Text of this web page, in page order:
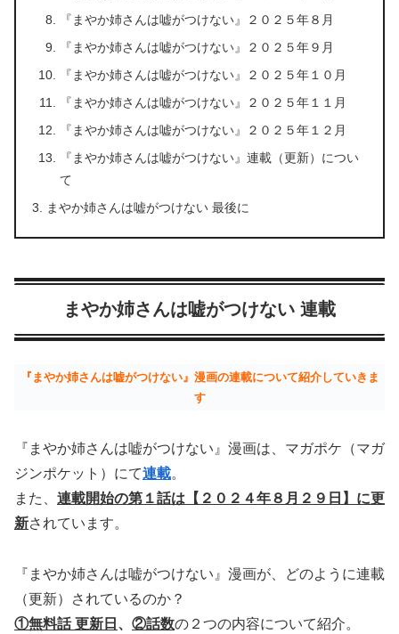
『まやか姉さんは嘘がつけない』２０２５年８月
『まやか姉さんは嘘がつけない』２０２５年９月
『まやか姉さんは嘘がつけない』２０２５年１０月
『まやか姉さんは嘘がつけない』２０２５年１１月
『まやか姉さんは嘘がつけない』２０２５年１２月
『まやか姉さんは嘘がつけない』連載（更新）につい
て
まやか姉さんは嘘がつけない 最後に
まやか姉さんは嘘がつけない 連載
『まやか姉さんは嘘がつけない』漫画の連載について紹介していきま
す
『まやか姉さんは嘘がつけない』漫画は、マガポケ（マガ
ジンポケット）にて連載。
また、 連載開始の第１話は【２０２４年８月２９日】に更
新されています。
『まやか姉さんは嘘がつけない』漫画が、どのように連載
（更新）されているのか？
①無料話 更新日 、 ②話数の２つの内容について紹介。